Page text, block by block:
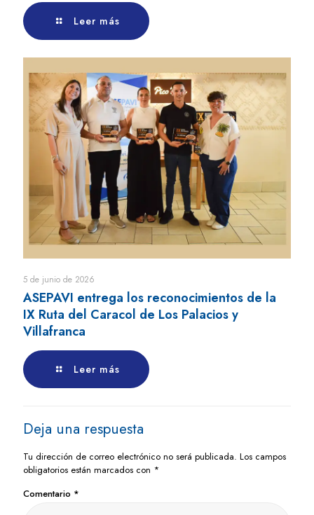
Leer más
5 de junio de 2026
ASEPAVI entrega los reconocimientos de la
IX Ruta del Caracol de Los Palacios y
Villafranca
Leer más
Deja una respuesta
Tu dirección de correo electrónico no será publicada. Los campos
obligatorios están marcados con *
Comentario *